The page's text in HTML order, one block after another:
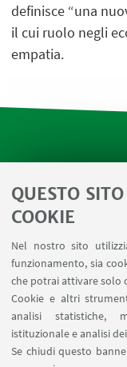
QUESTO
COOKIE
Nel nostro sito
funzionamento, sia
che potrai attivare solo
Cookie e altri
analisi statistiche,
istituzionale e analisi
Se chiudi questo
definisce “una
il cui ruolo negli
empatia.